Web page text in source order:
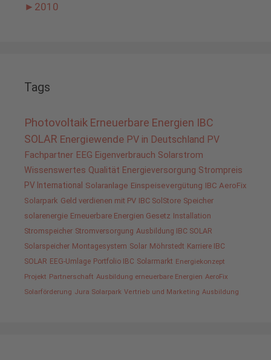
► 2010
Tags
Photovoltaik Erneuerbare Energien IBC
SOLAR Energiewende PV in Deutschland PV
Fachpartner EEG Eigenverbrauch Solarstrom
Wissenswertes Qualität Energieversorgung Strompreis
PV International Solaranlage Einspeisevergütung IBC AeroFix
Solarpark Geld verdienen mit PV IBC SolStore Speicher
solarenergie Erneuerbare Energien Gesetz Installation
Stromspeicher Stromversorgung Ausbildung IBC SOLAR
Solarspeicher Montagesystem Solar Möhrstedt Karriere IBC
SOLAR EEG-Umlage Portfolio IBC Solarmarkt Energiekonzept
Projekt Partnerschaft Ausbildung erneuerbare Energien AeroFix
Solarförderung Jura Solarpark Vertrieb und Marketing Ausbildung